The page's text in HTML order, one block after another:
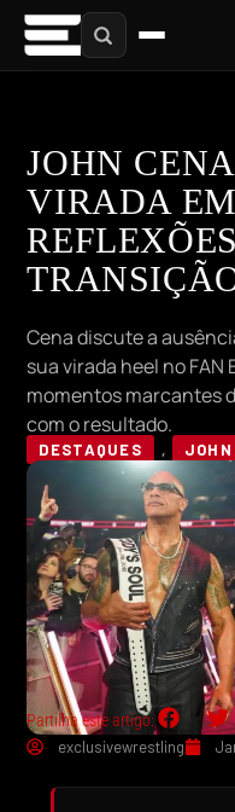
JOHN
VIRADA
Cena discute a
sua virada heel no FAN
momentos marcantes
com o resultado.
DESTAQUES , JOHN
Partilha este artigo:
exclusivewrestling